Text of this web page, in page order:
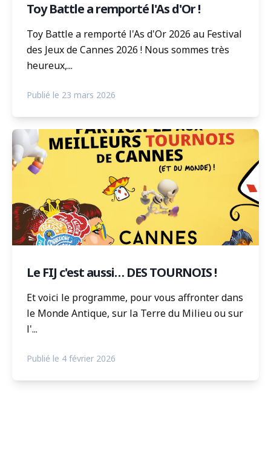
Toy Battle a remporté l'As d'Or !
Toy Battle a remporté l'As d'Or 2026 au Festival
des Jeux de Cannes 2026 ! Nous sommes très
heureux,...
Publié le 23 mars 2026
Le FIJ c'est aussi… DES TOURNOIS !
Et voici le programme, pour vous affronter dans
le Monde Antique, sur la Terre du Milieu ou sur
l'...
Publié le 4 février 2026